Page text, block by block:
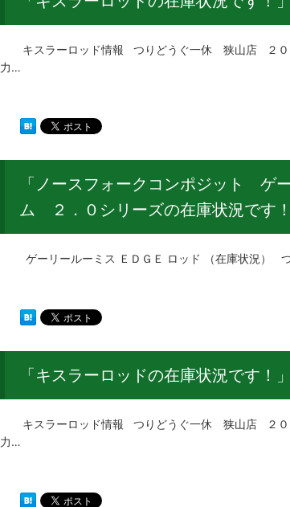
キスラーロッド情報 つりどうぐ一休 狭山店 ２０
力…
「ノースフォークコンポジット ゲ
ム ２．０シリーズの在庫状況です！
ゲーリールーミス ＥＤＧＥ ロッド （在庫状況）
「キスラーロッドの在庫状況です！
キスラーロッド情報 つりどうぐ一休 狭山店 ２０
力…